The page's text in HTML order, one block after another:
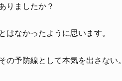
りましたか？
なかったように思います。
予防線として本気を出さない。